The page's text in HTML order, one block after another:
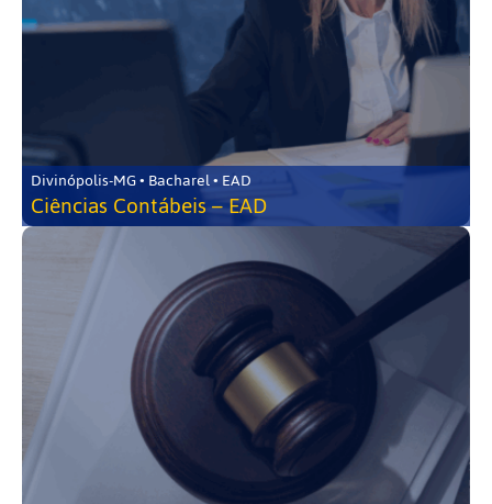
Divinópolis-MG • Bacharel • EAD
Ciências Contábeis – EAD